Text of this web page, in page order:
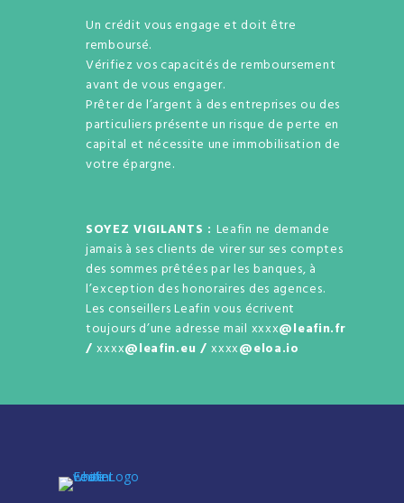
Un crédit vous engage et doit être
remboursé.
Vérifiez vos capacités de remboursement
avant de vous engager.
Prêter de l’argent à des entreprises ou des
particuliers présente un risque de perte en
capital et nécessite une immobilisation de
votre épargne.
SOYEZ VIGILANTS : Leafin ne demande
jamais à ses clients de virer sur ses comptes
des sommes prêtées par les banques, à
l’exception des honoraires des agences.
Les conseillers Leafin vous écrivent
toujours d’une adresse mail xxxx@leafin.fr
/xxxx@leafin.eu /xxxx@eloa.io